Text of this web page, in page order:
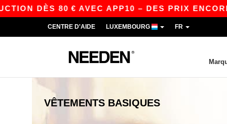
80 € AVEC APP10 – DES PRIX ENCORE PLUS
CENTRE D'AIDE LUXEMBOURG FR
VÊTEMENTS BASIQUES